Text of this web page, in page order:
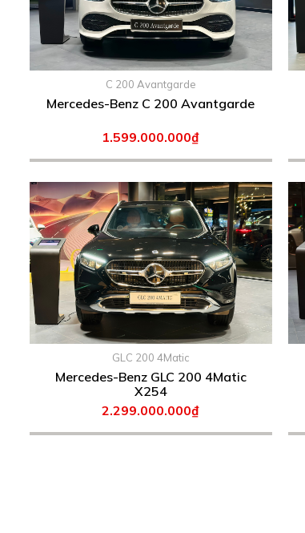
C 200 Avantgarde
Mercedes-Benz C 200 Avantgarde
1.599.000.000₫
GLC 200 4Matic
Mercedes-Benz GLC 200 4Matic
X254
2.299.000.000₫